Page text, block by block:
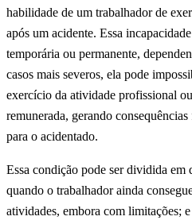
habilidade de um trabalhador de
após um acidente. Essa
temporária ou permanente,
casos mais severos, ela pode
exercício da atividade profissional
remunerada, gerando
para o acidentado.
Essa condição pode ser dividida em
quando o trabalhador ainda
atividades, embora com limitações;